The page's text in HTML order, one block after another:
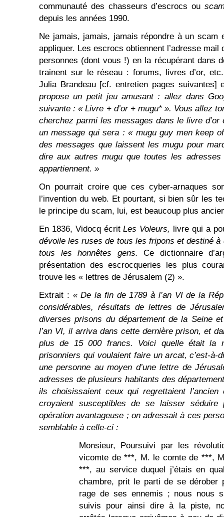
communauté des chasseurs d’escrocs ou
depuis les années 1990.
Ne jamais, jamais, jamais répondre à un scam
appliquer. Les escrocs obtiennent l’adresse
personnes (dont vous !) en la récupérant dans
trainent sur le réseau : forums, livres d’or,
Julia Brandeau [cf. entretien pages
propose un petit jeu amusant : allez dans
suivante : « Livre + d’or + mugu* ». Vous allez
cherchez parmi les messages dans le livre d’or
un message qui sera : « mugu guy men keep
des messages que laissent les mugu pour
dire aux autres mugu que toutes les
appartiennent. »
On pourrait croire que ces cyber-arnaques
l’invention du web. Et pourtant, si bien sûr les
le principe du scam, lui, est beaucoup plus
En 1836, Vidocq écritLes Voleurs,
livre qui a
dévoile les ruses de tous les fripons et destiné à
tous les honnêtes gens. Ce dictionnaire
présentation des escrocqueries les plus
trouve les « lettres de Jérusalem (2) ».
Extrait : « De la fin de 1789 à l’an VI de la
considérables, résultats de lettres de
diverses prisons du département de la Seine
l’an VI, il arriva dans cette dernière prison, et
plus de 15 000 francs. Voici quelle était la
prisonniers qui voulaient faire un arcat, c’est-à-
une personne au moyen d’une lettre de
adresses de plusieurs habitants des
ils choisissaient ceux qui regrettaient
croyaient susceptibles de se laisser séduire
opération avantageuse ; on adressait à ces
semblable à celle-ci :
Monsieur, Poursuivi par les
vicomte de ***, M. le comte de ***,
***, au service duquel j’étais en
chambre, prit le parti de se dérober
rage de ses ennemis ; nous nous
suivis pour ainsi dire à la piste,